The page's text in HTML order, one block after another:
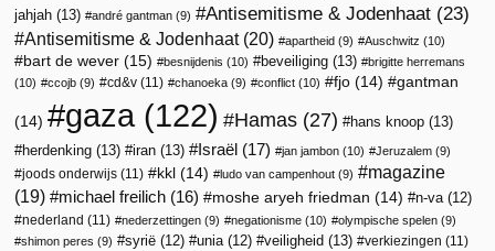
jahjah (13) andré gantman (9) Antisemitisme & Jodenhaat (23)
Antisemitisme & Jodenhaat(20) apartheid (9) Auschwitz (10)
bart de wever (15) besnijdenis (10) beveiliging (13)
brigitte herremans
(10)
ccojb (9) cd&v (11) chanoeka (9) conflict (10) fjo (14) gantman
(14) gaza (122) Hamas (27) hans knoop (13)
herdenking (13) iran (13) Israël (17) jan jambon (10) Jeruzalem (9)
joods onderwijs (11) kkl (14) ludo van campenhout (9)
magazine
(19)
michael freilich (16) moshe aryeh friedman (14) n-va (12)
nederland (11) nederzettingen (9) negationisme (10) olympische spelen (9)
shimon peres (9) syrië (12) unia (12) veiligheid (13) verkiezingen (11)